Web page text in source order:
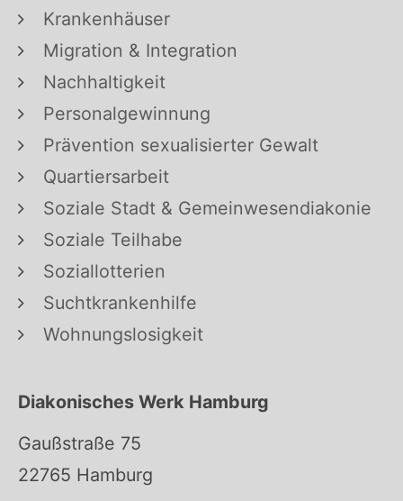
Krankenhäuser
Migration & Integration
Nachhaltigkeit
Personalgewinnung
Prävention sexualisierter Gewalt
Quartiersarbeit
Soziale Stadt & Gemeinwesendiakonie
Soziale Teilhabe
Soziallotterien
Suchtkrankenhilfe
Wohnungslosigkeit
Diakonisches Werk Hamburg
Gaußstraße 75
22765 Hamburg